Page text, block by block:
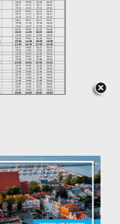
UDOSTĘPNIJ
NASTĘPNY